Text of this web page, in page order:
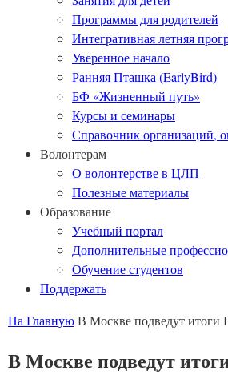
Программы для родителей
Интегративная летняя
Уверенное начало
Ранняя Пташка (EarlyBird)
БФ «Жизненный путь»
Курсы и семинары
Справочник организаций,
Волонтерам
О волонтерстве в ЦЛП
Полезные материалы
Образование
Учебный портал
Дополнительные
Обучение студентов
Поддержать
На ГлавнуюВ Москве подведут итоги
В Москве подведут